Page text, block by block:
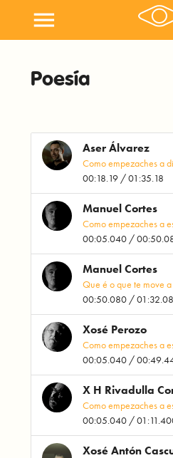
menu
Poesía
Aser Álvarez
Como empezaches a
00:18.19 / 01:35.18
Manuel Cortes
Como empezaches a
00:05.040 /
Manuel Cortes
Que é o que te move
00:50.080 /
Xosé Perozo
Como empezaches a
00:05.040 /
X H Rivadulla
Como empezaches a
00:05.040 /
Xosé Antón